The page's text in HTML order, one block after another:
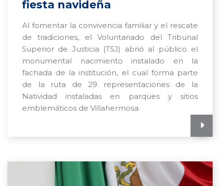
fiesta navideña
Al fomentar la convivencia familiar y el rescate
de tradiciones, el Voluntariado del Tribunal
Superior de Justicia (TSJ) abrió al público el
monumental nacimiento instalado en la
fachada de la institución, el cual forma parte
de la ruta de 29 representaciones de la
Natividad instaladas en parques y sitios
emblemáticos de Villahermosa.